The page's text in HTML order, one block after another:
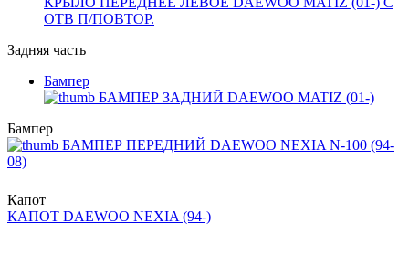
ОТВ П/ПОВТОР.
Задняя часть
Бампер
БАМПЕР ЗАДНИЙ DAEWOO MATIZ (01-)
Бампер
БАМПЕР ПЕРЕДНИЙ DAEWOO NEXIA N-100 (94-
08)
Капот
КАПОТ DAEWOO NEXIA (94-)